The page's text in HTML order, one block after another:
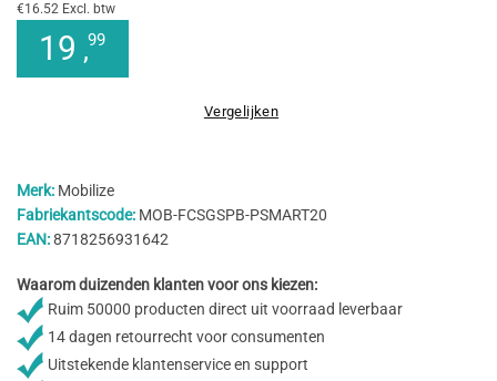
€16.52 Excl. btw
19 ,99
Vergelijken
Merk: Mobilize
Fabriekantscode: MOB-FCSGSPB-PSMART20
EAN:8718256931642
Waarom duizenden klanten voor ons kiezen:
Ruim 50000 producten direct uit voorraad leverbaar
14 dagen retourrecht voor consumenten
Uitstekende klantenservice en support